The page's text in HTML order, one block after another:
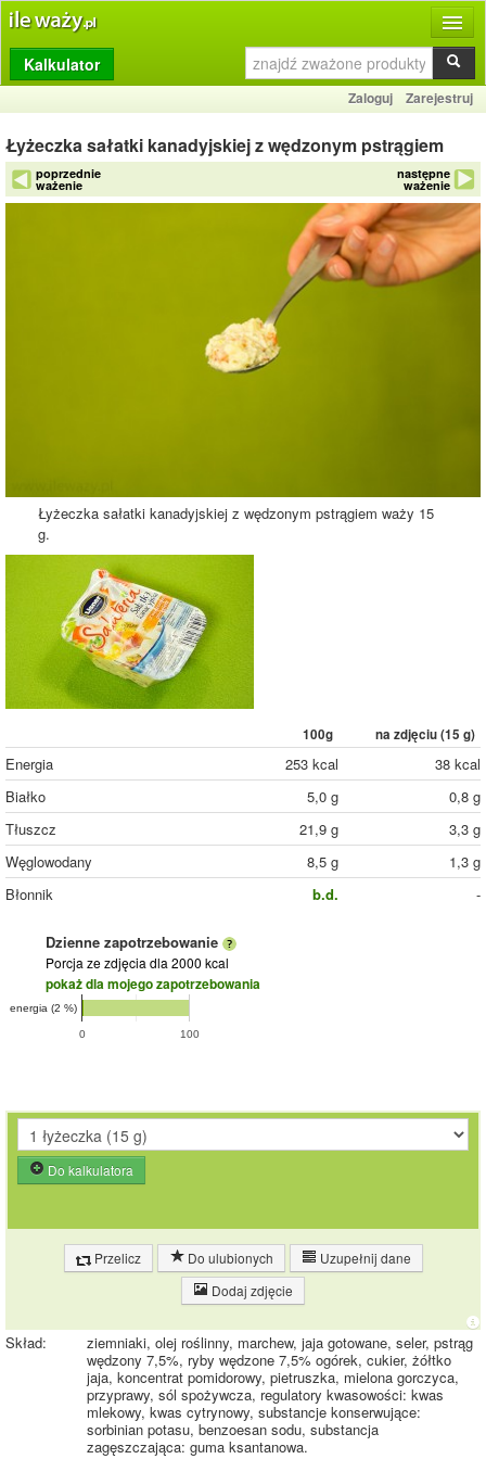
Produkty
Dziennik
Przelicznik
Porównywarka
Kalkulator
Zaloguj Zarejestruj
Łyżeczka sałatki kanadyjskiej z wędzonym pstrągiem
poprzednie
ważenie
następne
ważenie
Łyżeczka sałatki kanadyjskiej z wędzonym pstrągiem waży 15
g.
100g na zdjęciu (15 g)
Energia 253 kcal
38 kcal
Białko
5,0 g
0,8 g
Tłuszcz
21,9 g
3,3 g
Węglowodany
8,5 g
1,3 g
Błonnik
b.d. -
Dzienne zapotrzebowanie
Porcja ze zdjęcia dla 2000 kcal
pokaż dla mojego zapotrzebowania
0 100
energia (2 %)
Do kalkulatora
Przelicz Do ulubionych
Uzupełnij dane
Dodaj zdjęcie
Skład:
ziemniaki, olej roślinny, marchew, jaja gotowane, seler, pstrąg
wędzony 7,5%, ryby wędzone 7,5% ogórek, cukier, żółtko
jaja, koncentrat pomidorowy, pietruszka, mielona gorczyca,
przyprawy, sól spożywcza, regulatory kwasowości: kwas
mlekowy, kwas cytrynowy, substancje konserwujące:
sorbinian potasu, benzoesan sodu, substancja
zagęszczająca: guma ksantanowa.